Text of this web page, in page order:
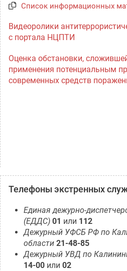
Список информационных
Видеоролики
с портала НЦПТИ
Оценка обстановки,
применения потенциальным
современных средств
Телефоны экстренных
Единая дежурно-
(ЕДДС) 01 или 112
Дежурный УФСБ РФ по
области 21-48-85
Дежурный УВД по
14-00 или 02